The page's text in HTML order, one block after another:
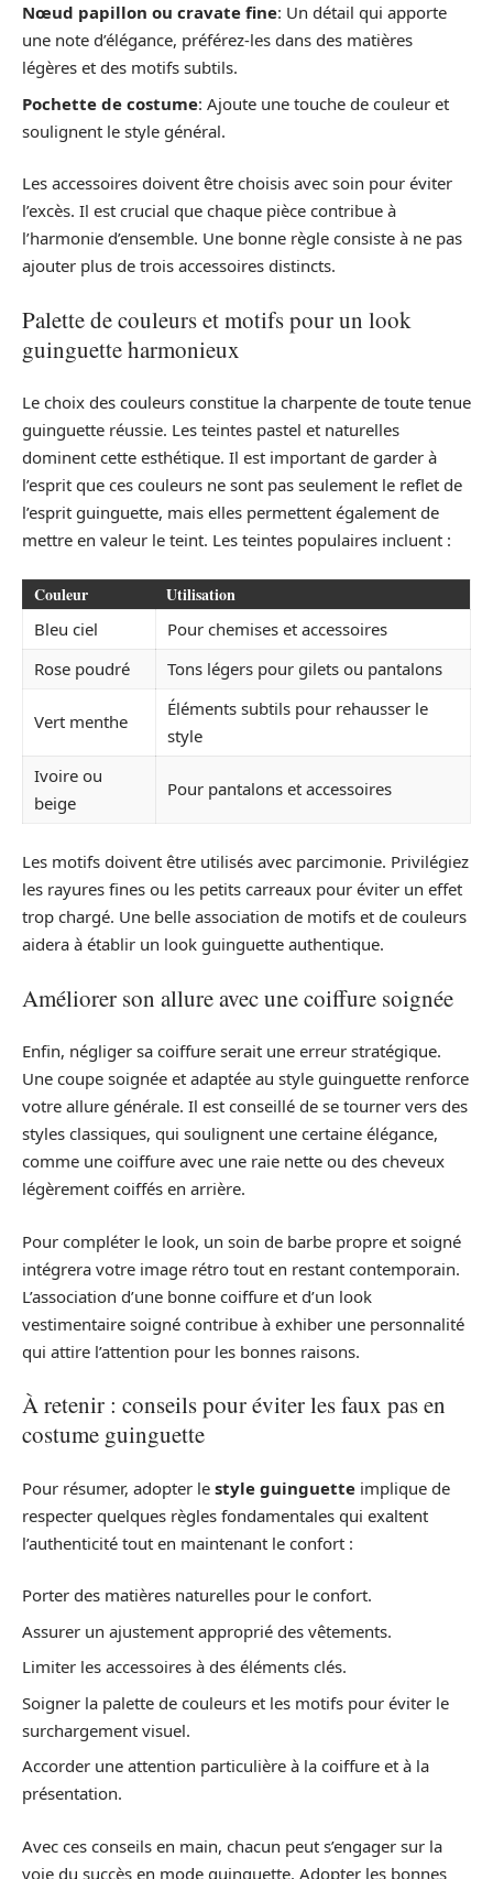
Nœud papillon ou cravate fine: Un détail qui apporte
une note d’élégance, préférez-les dans des matières
légères et des motifs subtils.
Pochette de costume: Ajoute une touche de couleur et
soulignent le style général.
Les accessoires doivent être choisis avec soin pour éviter
l’excès. Il est crucial que chaque pièce contribue à
l’harmonie d’ensemble. Une bonne règle consiste à ne pas
ajouter plus de trois accessoires distincts.
Palette de couleurs et motifs pour un look
guinguette harmonieux
Le choix des couleurs constitue la charpente de toute tenue
guinguette réussie. Les teintes pastel et naturelles
dominent cette esthétique. Il est important de garder à
l’esprit que ces couleurs ne sont pas seulement le reflet de
l’esprit guinguette, mais elles permettent également de
mettre en valeur le teint. Les teintes populaires incluent :
Couleur Utilisation
Bleu ciel
Pour chemises et accessoires
Rose poudré
Tons légers pour gilets ou pantalons
Vert menthe
Éléments subtils pour rehausser le
style
Ivoire ou
beige
Pour pantalons et accessoires
Les motifs doivent être utilisés avec parcimonie. Privilégiez
les rayures fines ou les petits carreaux pour éviter un effet
trop chargé. Une belle association de motifs et de couleurs
aidera à établir un look guinguette authentique.
Améliorer son allure avec une coiffure soignée
Enfin, négliger sa coiffure serait une erreur stratégique.
Une coupe soignée et adaptée au style guinguette renforce
votre allure générale. Il est conseillé de se tourner vers des
styles classiques, qui soulignent une certaine élégance,
comme une coiffure avec une raie nette ou des cheveux
légèrement coiffés en arrière.
Pour compléter le look, un soin de barbe propre et soigné
intégrera votre image rétro tout en restant contemporain.
L’association d’une bonne coiffure et d’un look
vestimentaire soigné contribue à exhiber une personnalité
qui attire l’attention pour les bonnes raisons.
À retenir : conseils pour éviter les faux pas en
costume guinguette
Pour résumer, adopter le style guinguette implique de
respecter quelques règles fondamentales qui exaltent
l’authenticité tout en maintenant le confort :
Porter des matières naturelles pour le confort.
Assurer un ajustement approprié des vêtements.
Limiter les accessoires à des éléments clés.
Soigner la palette de couleurs et les motifs pour éviter le
surchargement visuel.
Accorder une attention particulière à la coiffure et à la
présentation.
Avec ces conseils en main, chacun peut s’engager sur la
voie du succès en mode guinguette. Adopter les bonnes